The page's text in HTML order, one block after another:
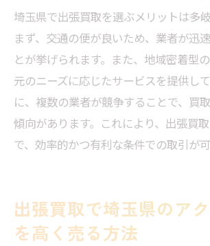
埼玉県で出張買取を選ぶメリットは多
まず、交通の便が良いため、業者が迅
とが挙げられます。また、地域密着型
元のニーズに応じたサービスを提供し
に、複数の業者が競争することで、買
傾向があります。これにより、出張買
で、効率的かつ有利な条件での取引が可
出張買取で埼玉県のア
を高く売る方法